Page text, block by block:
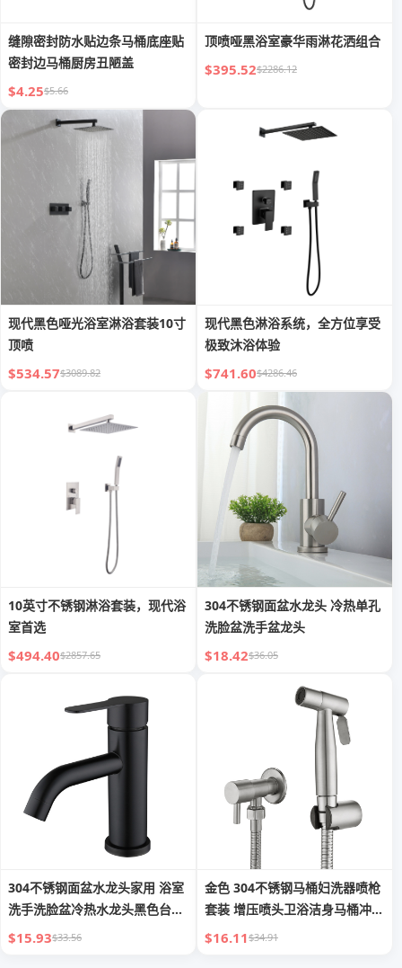
缝隙密封防水贴边条马桶底座贴
密封边马桶厨房丑陋盖
$4.25$5.66
顶喷哑黑浴室豪华雨淋花洒组合
$395.52$2286.12
现代黑色哑光浴室淋浴套装10寸
顶喷
$534.57$3089.82
现代黑色淋浴系统，全方位享受
极致沐浴体验
$741.60$4286.46
10英寸不锈钢淋浴套装，现代浴
室首选
$494.40$2857.65
304不锈钢面盆水龙头 冷热单孔
洗脸盆洗手盆龙头
$18.42$36.05
304不锈钢面盆水龙头家用 浴室
洗手洗脸盆冷热水龙头黑色台盆
龙头
$15.93$33.56
金色 304不锈钢马桶妇洗器喷枪
套装 增压喷头卫浴洁身马桶冲洗
器
$16.11$34.91